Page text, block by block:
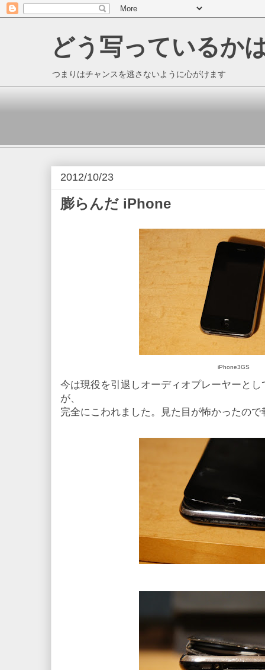
どう写っているか
つまりはチャンスを逃さないように心がけます
2012/10/23
膨らんだ iPhone
iPhone3GS
今は現役を引退しオーディオプレーヤーと
が、
完全にこわれました。見た目が怖かったので